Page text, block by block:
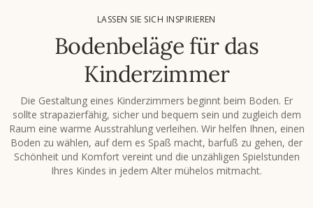
LASSEN SIE SICH INSPIRIEREN
Bodenbeläge für das
Kinderzimmer
Die Gestaltung eines Kinderzimmers beginnt beim Boden. Er
sollte strapazierfähig, sicher und bequem sein und zugleich dem
Raum eine warme Ausstrahlung verleihen. Wir helfen Ihnen, einen
Boden zu wählen, auf dem es Spaß macht, barfuß zu gehen, der
Schönheit und Komfort vereint und die unzähligen Spielstunden
Ihres Kindes in jedem Alter mühelos mitmacht.